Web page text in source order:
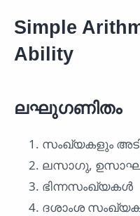
Simple
Ability
ലഘുഗണിതം
സംഖ്യകളും
ലസാഗു,
ഭിന്നസംഖ്യകൾ
ദശാംശ